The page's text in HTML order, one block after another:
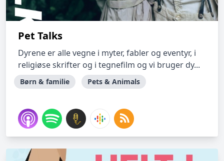
Pet Talks
Dyrene er alle vegne i myter, fabler og eventyr, i
religiøse skrifter og i tegnefilm og vi bruger dy...
Børn & familie Pets & Animals